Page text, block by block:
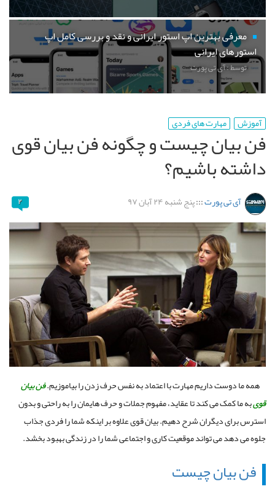
معرفی بهترین اپ استور ایرانی و نقد و بررسی کامل اپ
استورهای ایرانی
توسط : آی تی پورت
آموزش مهارت های فردی
فن بیان چیست و چگونه فن بیان قوی
داشته باشیم؟
آی تی پورت:::پنج شنبه ۲۴ آبان ۹۷ ۲
همه ما دوست داریم مهارت با اعتماد به نفس حرف زدن را بیاموزیم.فن بیان
قویبه ما کمک می کند تا عقاید، مفهوم جملات و حرف هایمان را به راحتی و بدون
استرس برای دیگران شرح دهیم. بیان قوی علاوه بر اینکه شما را فردی جذاب
جلوه می دهد می تواند موقعیت کاری و اجتماعی شما را در زندگی بهبود بخشد.
فن بیان چیست